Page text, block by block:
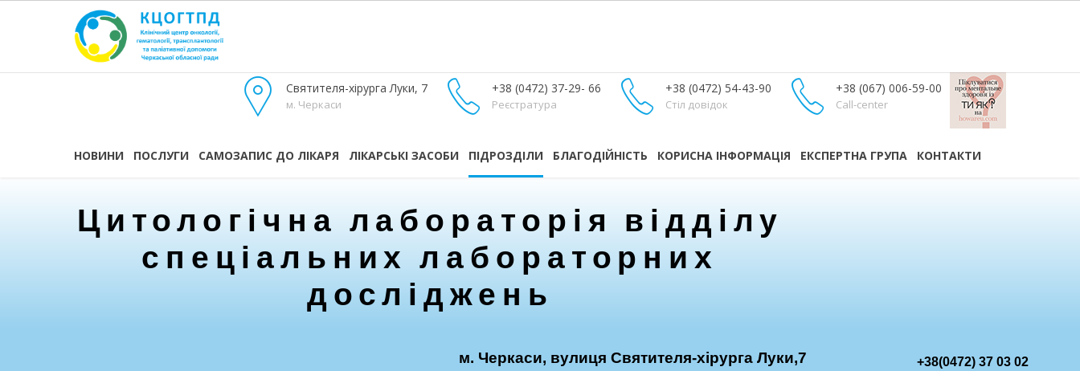
Святителя-хірурга Луки, 7
м. Черкаси
+38 (0472) 37-29- 66
Реєстратура
+38 (0472) 54-43-90
Стіл довідок
+38 (067) 006-59-00
Call-center
НОВИНИ ПОСЛУГИ САМОЗАПИС ДО ЛІКАРЯ ЛІКАРСЬКІ ЗАСОБИ ПІДРОЗДІЛИ БЛАГОДІЙНІСТЬ КОРИСНА ІНФОРМАЦІЯ ЕКСПЕРТНА ГРУПА КОНТАКТИ
Цитологічна лабораторія відділу
спеціальних лабораторних
досліджень
м. Черкаси, вулиця Святителя-хірурга Луки,7
+38(0472) 37 03 02